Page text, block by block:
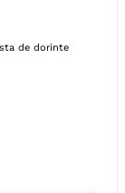
de dorinte